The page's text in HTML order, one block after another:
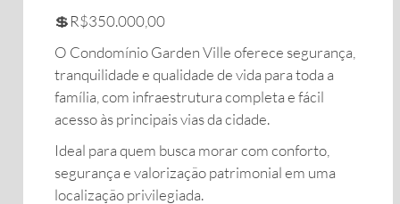
💲R$350.000,00
O Condomínio Garden Ville oferece segurança,
tranquilidade e qualidade de vida para toda a
família, com infraestrutura completa e fácil
acesso às principais vias da cidade.
Ideal para quem busca morar com conforto,
segurança e valorização patrimonial em uma
localização privilegiada.